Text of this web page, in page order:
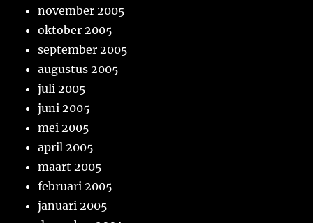
november 2005
oktober 2005
september 2005
augustus 2005
juli 2005
juni 2005
mei 2005
april 2005
maart 2005
februari 2005
januari 2005